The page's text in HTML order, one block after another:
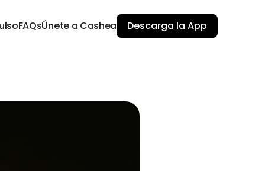
FAQsÚnete a Cashea Descarga la App